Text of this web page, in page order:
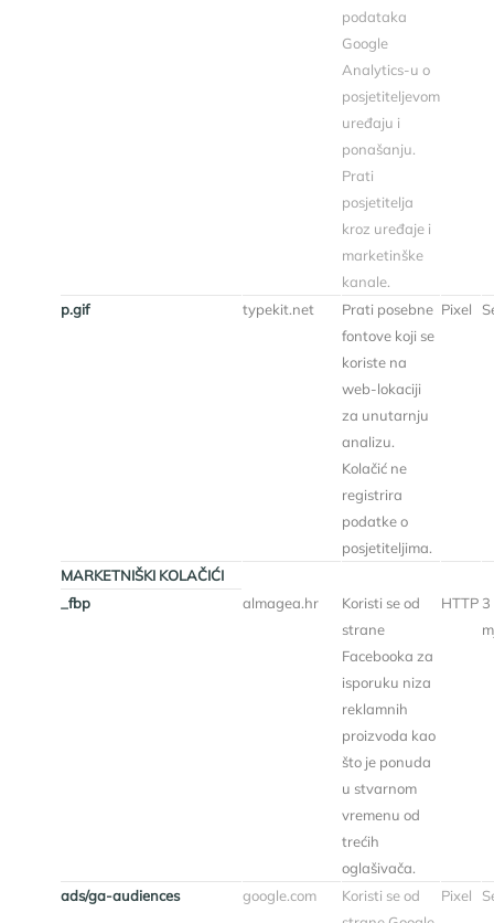
podataka
Google
Analytics-u o
posjetiteljevom
uređaju i
ponašanju.
Prati
posjetitelja
kroz uređaje i
marketinške
kanale.
p.gif typekit.net
Prati posebne
fontove koji se
koriste na
web-lokaciji
za unutarnju
analizu.
Kolačić ne
registrira
podatke o
posjetiteljima.
Pixel
MARKETNIŠKI KOLAČIĆI
_fbp
almagea.hr
Koristi se od
strane
Facebooka za
isporuku niza
reklamnih
proizvoda kao
što je ponuda
u stvarnom
vremenu od
trećih
oglašivača.
HTTP 3
ads/ga-audiences google.com
Koristi se od
Pixel